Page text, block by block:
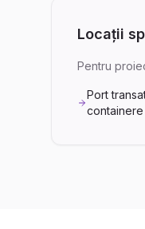
Locații
Pentru
Port
containere